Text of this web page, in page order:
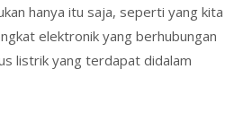
hanya itu saja, seperti yang kita
elektronik yang berhubungan
listrik yang terdapat didalam